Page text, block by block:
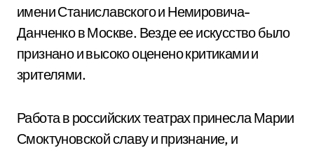
имени Станиславского и Немировича-
Данченко в Москве. Везде ее искусство было
признано и высоко оценено критиками и
зрителями.
Работа в российских театрах принесла Марии
Смоктуновской славу и признание, и